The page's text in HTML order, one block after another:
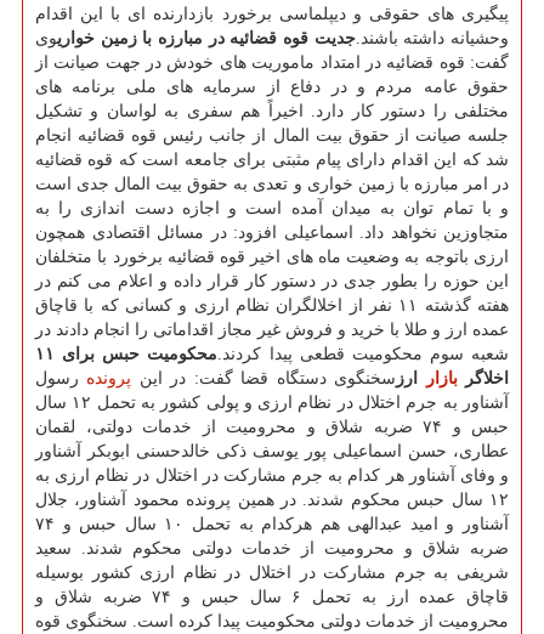
پیگیری های حقوقی و دیپلماسی برخورد بازدارنده ای با این اقدام
وحشیانه داشته باشند.جدیت قوه قضائیه در مبارزه با زمین خواریوی
گفت: قوه قضائیه در امتداد ماموریت های خودش در جهت صیانت از
حقوق عامه مردم و در دفاع از سرمایه های ملی برنامه های
مختلفی را دستور کار دارد. اخیراً هم سفری به لواسان و تشکیل
جلسه صیانت از حقوق بیت المال از جانب رئیس قوه قضائیه انجام
شد که این اقدام دارای پیام مثبتی برای جامعه است که قوه قضائیه
در امر مبارزه با زمین خواری و تعدی به حقوق بیت المال جدی است
و با تمام توان به میدان آمده است و اجازه دست اندازی را به
متجاوزین نخواهد داد. اسماعیلی افزود: در مسائل اقتصادی همچون
ارزی باتوجه به وضعیت ماه های اخیر قوه قضائیه برخورد با متخلفان
این حوزه را بطور جدی در دستور کار قرار داده و اعلام می کنم در
هفته گذشته ۱۱ نفر از اخلالگران نظام ارزی و کسانی که با قاچاق
عمده ارز و طلا با خرید و فروش غیر مجاز اقداماتی را انجام دادند در
شعبه سوم محکومیت قطعی پیدا کردند.
محکومیت حبس برای ۱۱
اخلاگربازار ارز سخنگوی دستگاه قضا گفت: در این پرونده رسول
آشناور به جرم اختلال در نظام ارزی و پولی کشور به تحمل ۱۲ سال
حبس و ۷۴ ضربه شلاق و محرومیت از خدمات دولتی، لقمان
عطاری، حسن اسماعیلی پور یوسف ذکی خالدحسنی ابوبکر آشناور
و وفای آشناور هر کدام به جرم مشارکت در اختلال در نظام ارزی به
۱۲ سال حبس محکوم شدند. در همین پرونده محمود آشناور، جلال
آشناور و امید عبدالهی هم هرکدام به تحمل ۱۰ سال حبس و ۷۴
ضربه شلاق و محرومیت از خدمات دولتی محکوم شدند. سعید
شریفی به جرم مشارکت در اختلال در نظام ارزی کشور بوسیله
قاچاق عمده ارز به تحمل ۶ سال حبس و ۷۴ ضربه شلاق و
محرومیت از خدمات دولتی محکومیت پیدا کرده است. سخنگوی قوه